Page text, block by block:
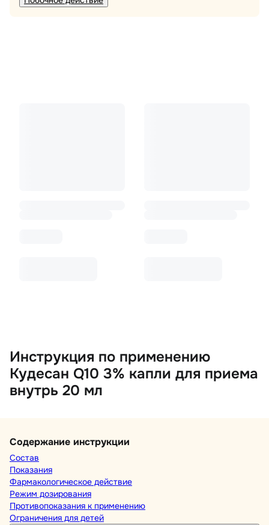
Инструкция по применению
Кудесан Q10 3% капли для приема
внутрь 20 мл
Содержание инструкции
Состав
Показания
Фармакологическое действие
Режим дозирования
Противопоказания к применению
Ограничения для детей